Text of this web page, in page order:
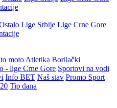
Lige Srbije Lige Crne Gore
moto Atletika Borilački
- lige Crne Gore Sportovi na vodi
Info BET Naš stav Promo Sport
Tip dana